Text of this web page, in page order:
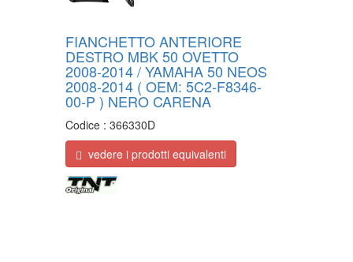
FIANCHETTO ANTERIORE
DESTRO MBK 50 OVETTO
2008-2014 / YAMAHA 50 NEOS
2008-2014 ( OEM: 5C2-F8346-
00-P ) NERO CARENA
Codice :366330D
vedere i prodotti equivalenti